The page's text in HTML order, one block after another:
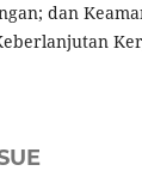
dan